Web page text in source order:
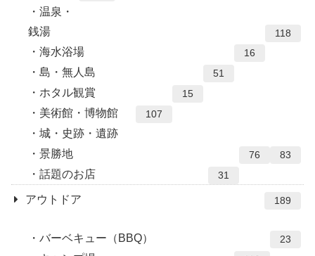
温泉・
銭湯
118
海水浴場 16
島・無人島 51
ホタル観賞 15
美術館・博物館 107
城・史跡・遺跡
83
景勝地 76
話題のお店 31
アウトドア 189
バーベキュー（BBQ） 23